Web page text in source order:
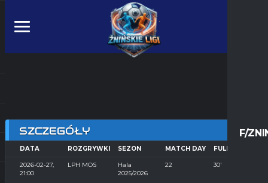
F/
SZCZEGÓŁY
DATA ROZGRYWKI SEZON MATCH DAY FULL TIME
2026-02-27,
21:00
LPH MOS
Hala
2025/2026
22 30'